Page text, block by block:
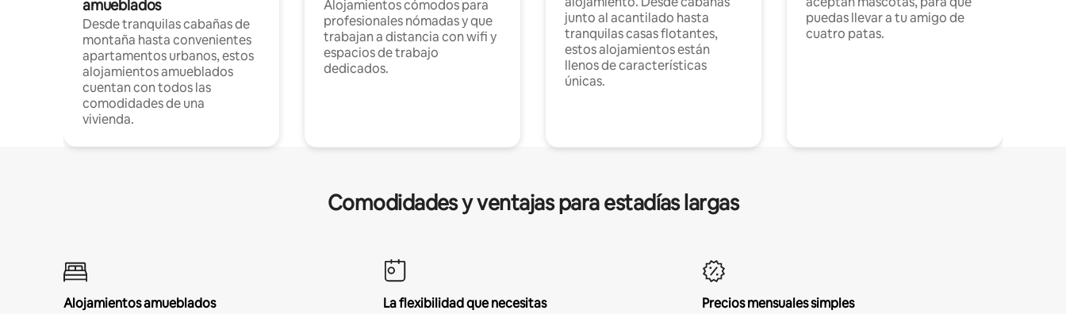
amueblados
Desde tranquilas cabañas de
montaña hasta convenientes
apartamentos urbanos, estos
alojamientos amueblados
cuentan con todos las
comodidades de una
vivienda.
Alojamientos cómodos para
profesionales nómadas y que
trabajan a distancia con wifi y
espacios de trabajo
dedicados.
junto al acantilado hasta
tranquilas casas flotantes,
estos alojamientos están
llenos de características
únicas.
puedas llevar a tu amigo de
cuatro patas.
Comodidades y ventajas para estadías largas
Alojamientos amueblados
La flexibilidad que necesitas
Precios mensuales simples